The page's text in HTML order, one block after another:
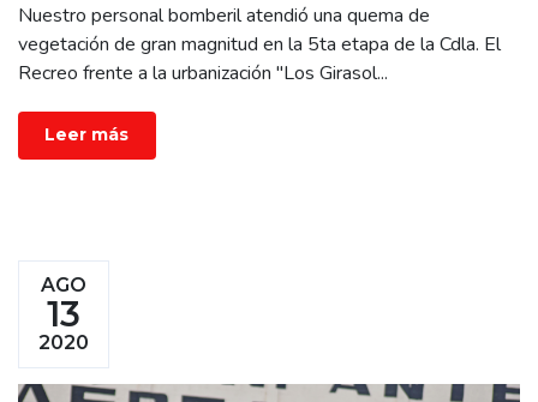
Nuestro personal bomberil atendió una quema de
vegetación de gran magnitud en la 5ta etapa de la Cdla. El
Recreo frente a la urbanización "Los Girasol...
Leer más
AGO
13
2020